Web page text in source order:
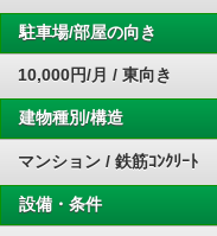
駐車場/部屋の向き
10,000円/月 / 東向き
建物種別/構造
マンション / 鉄筋ｺﾝｸﾘｰﾄ
設備・条件